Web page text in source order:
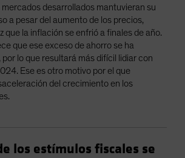
mercados desarrollados mantuvieran su
a pesar del aumento de los precios,
que la inflación se enfrió a finales de año.
que ese exceso de ahorro se ha
por lo que resultará más difícil lidiar con
Ese es otro motivo por el que
del crecimiento en los
los estímulos fiscales se